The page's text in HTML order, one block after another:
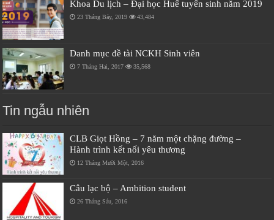
Khoa Du lịch – Đại học Huế tuyển sinh năm 2019
23 Tháng Bảy, 2019 43,484
Danh mục đề tài NCKH Sinh viên
7 Tháng Hai, 2017 35,568
Tin ngẫu nhiên
CLB Giọt Hồng – 7 năm một chặng đường –
Hành trình kết nối yêu thương
12 Tháng Mười Một, 2016
Câu lạc bộ – Ambition student
26 Tháng Sáu, 2016